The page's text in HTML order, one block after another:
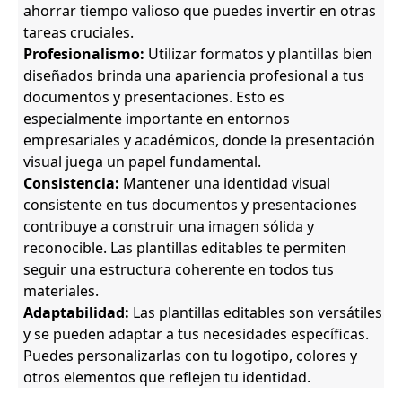
ahorrar tiempo valioso que puedes invertir en otras
tareas cruciales.
Profesionalismo: Utilizar formatos y plantillas bien
diseñados brinda una apariencia profesional a tus
documentos y presentaciones. Esto es
especialmente importante en entornos
empresariales y académicos, donde la presentación
visual juega un papel fundamental.
Consistencia: Mantener una identidad visual
consistente en tus documentos y presentaciones
contribuye a construir una imagen sólida y
reconocible. Las plantillas editables te permiten
seguir una estructura coherente en todos tus
materiales.
Adaptabilidad: Las plantillas editables son versátiles
y se pueden adaptar a tus necesidades específicas.
Puedes personalizarlas con tu logotipo, colores y
otros elementos que reflejen tu identidad.